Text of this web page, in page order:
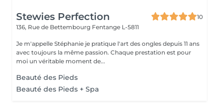
Stewies Perfection
10
136, Rue de Bettembourg Fentange L-5811
Je m'appelle Stéphanie je pratique l'art des ongles depuis 11 ans
avec toujours la même passion. Chaque prestation est pour
moi un véritable moment de...
Beauté des Pieds
Beauté des Pieds + Spa